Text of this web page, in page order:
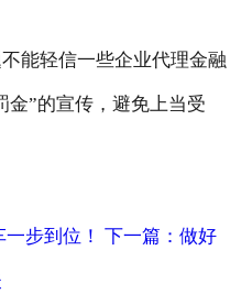
能轻信一些企业代理金融
金”的宣传，避免上当受
步到位！ 下一篇：做好